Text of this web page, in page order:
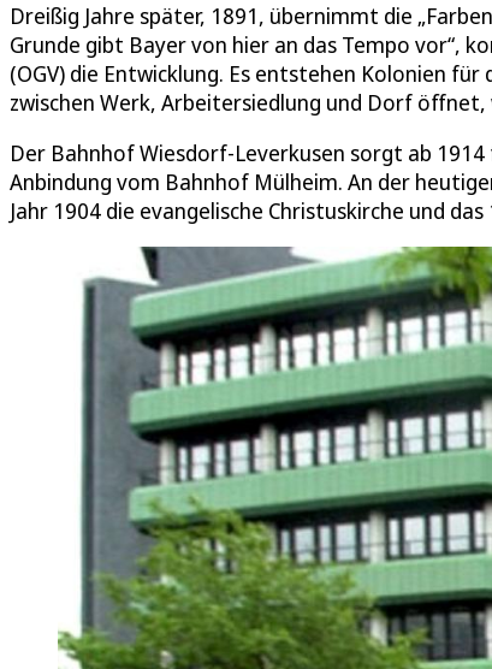
Dreißig Jahre später, 1891, übernimmt die
Grunde gibt Bayer von hier an das Tempo vor“,
(OGV) die Entwicklung. Es entstehen Kolonien
zwischen Werk, Arbeitersiedlung und Dorf
Der Bahnhof Wiesdorf-Leverkusen sorgt ab
Anbindung vom Bahnhof Mülheim. An der
Jahr 1904 die evangelische Christuskirche und